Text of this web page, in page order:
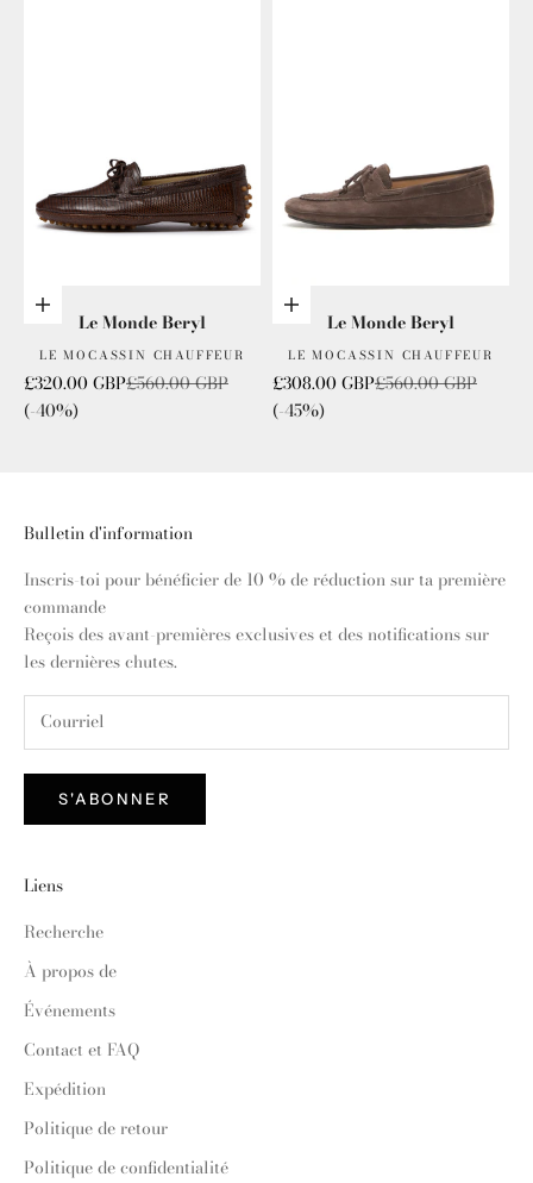
Choisis les options
Le Monde Beryl
LE MOCASSIN CHAUFFEUR
Prix de vente
£320.00 GBPPrix normal
£560.00 GBP
(-40%)
Choisis les options
Le Monde Beryl
LE MOCASSIN CHAUFFEUR
Prix de vente
£308.00 GBPPrix normal
£560.00 GBP
(-45%)
Bulletin d'information
Inscris-toi pour bénéficier de 10 % de réduction sur ta première
commande
Reçois des avant-premières exclusives et des notifications sur
les dernières chutes.
S'ABONNER
Liens
Recherche
À propos de
Événements
Contact et FAQ
Expédition
Politique de retour
Politique de confidentialité